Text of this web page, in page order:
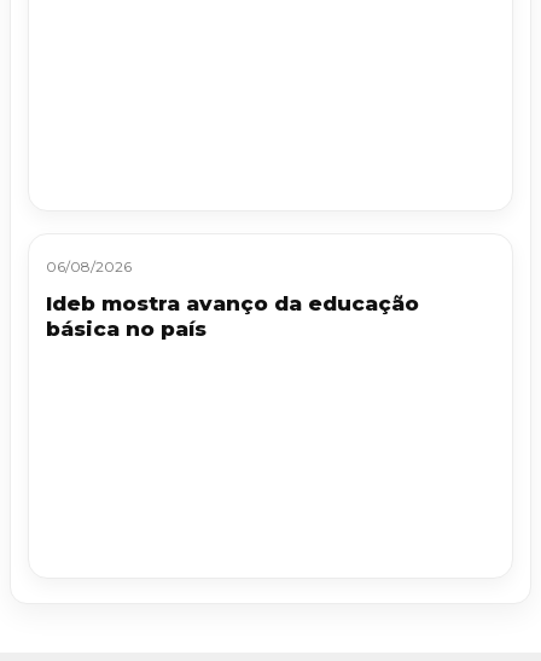
06/08/2026
Ideb mostra avanço da educação
básica no país